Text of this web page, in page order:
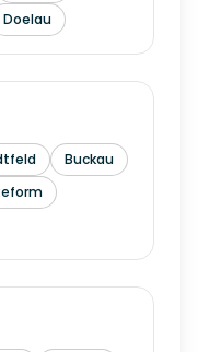
Doelau
Buckau